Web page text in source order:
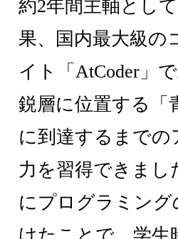
約2年間主軸とし
果、国内最大級の
イト「AtCoder」
鋭層に位置する「
に到達するまでの
力を習得できまし
にプログラミング
けたことで、学生